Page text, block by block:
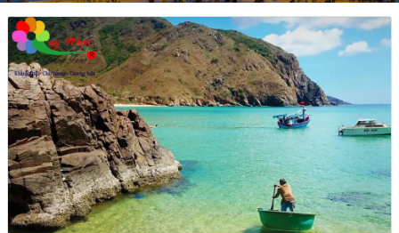
tour ghép Hòn Khô